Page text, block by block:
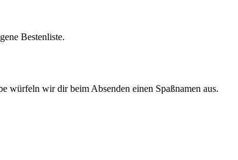
Bestenliste.
würfeln wir dir beim Absenden einen Spaßnamen aus.